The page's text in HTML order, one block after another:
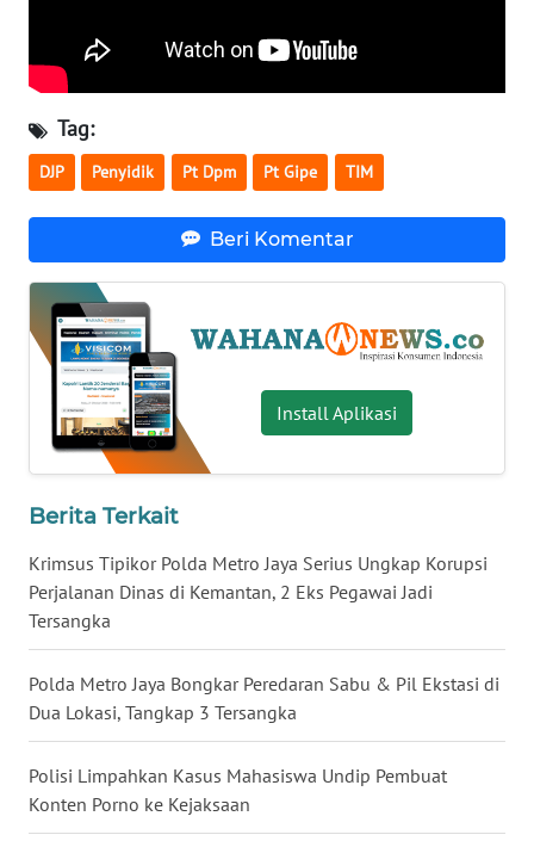
Tag:
DJP Penyidik Pt Dpm Pt Gipe TIM
Beri Komentar
Install Aplikasi
Berita Terkait
Krimsus Tipikor Polda Metro Jaya Serius Ungkap Korupsi
Perjalanan Dinas di Kemantan, 2 Eks Pegawai Jadi
Tersangka
Polda Metro Jaya Bongkar Peredaran Sabu & Pil Ekstasi di
Dua Lokasi, Tangkap 3 Tersangka
Polisi Limpahkan Kasus Mahasiswa Undip Pembuat
Konten Porno ke Kejaksaan
WN
SULTENG
WN
SULBAR
WN
BABEL
WN
SUMBAR
WN
WN
BENGKULU
LAMPUNG
WN
JATENG